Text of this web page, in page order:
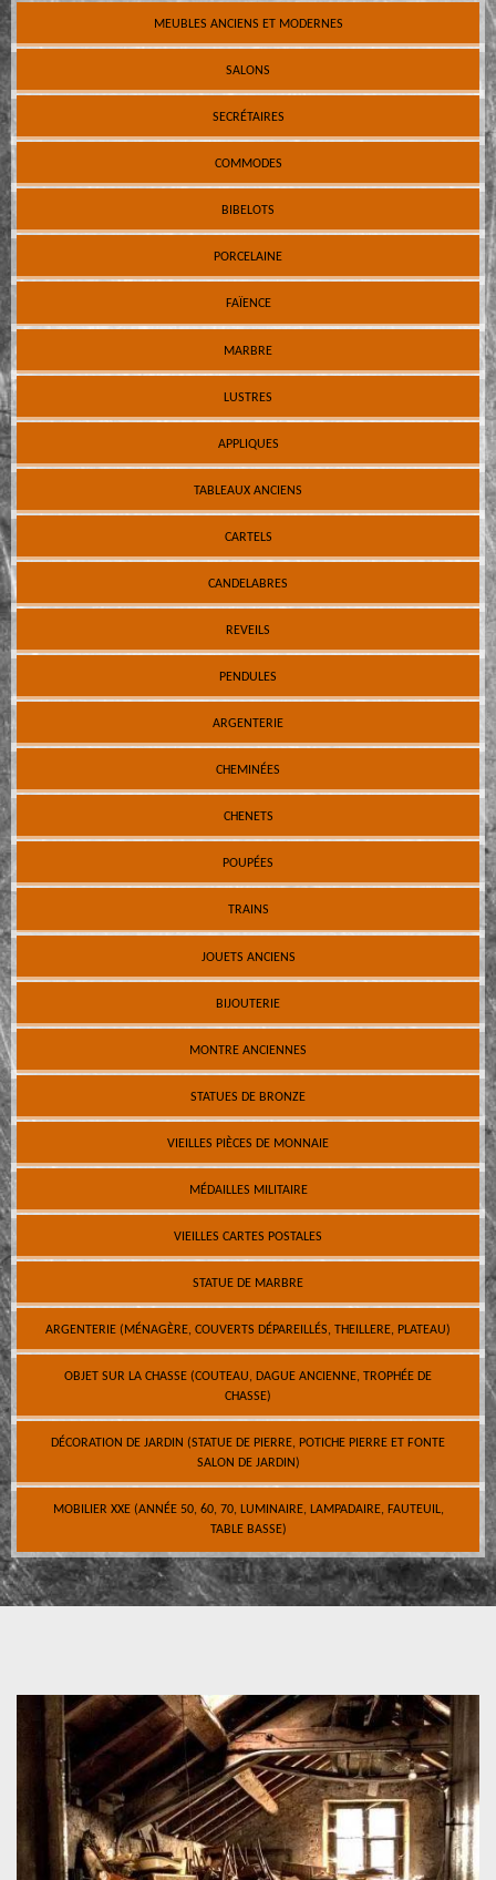
MEUBLES ANCIENS ET MODERNES
SALONS
SECRÉTAIRES
COMMODES
BIBELOTS
PORCELAINE
FAÏENCE
MARBRE
LUSTRES
APPLIQUES
TABLEAUX ANCIENS
CARTELS
CANDELABRES
REVEILS
PENDULES
ARGENTERIE
CHEMINÉES
CHENETS
POUPÉES
TRAINS
JOUETS ANCIENS
BIJOUTERIE
MONTRE ANCIENNES
STATUES DE BRONZE
VIEILLES PIÈCES DE MONNAIE
MÉDAILLES MILITAIRE
VIEILLES CARTES POSTALES
STATUE DE MARBRE
ARGENTERIE (MÉNAGÈRE, COUVERTS DÉPAREILLÉS, THEILLERE, PLATEAU)
OBJET SUR LA CHASSE (COUTEAU, DAGUE ANCIENNE, TROPHÉE DE
CHASSE)
DÉCORATION DE JARDIN (STATUE DE PIERRE, POTICHE PIERRE ET FONTE
SALON DE JARDIN)
MOBILIER XXE (ANNÉE 50, 60, 70, LUMINAIRE, LAMPADAIRE, FAUTEUIL,
TABLE BASSE)